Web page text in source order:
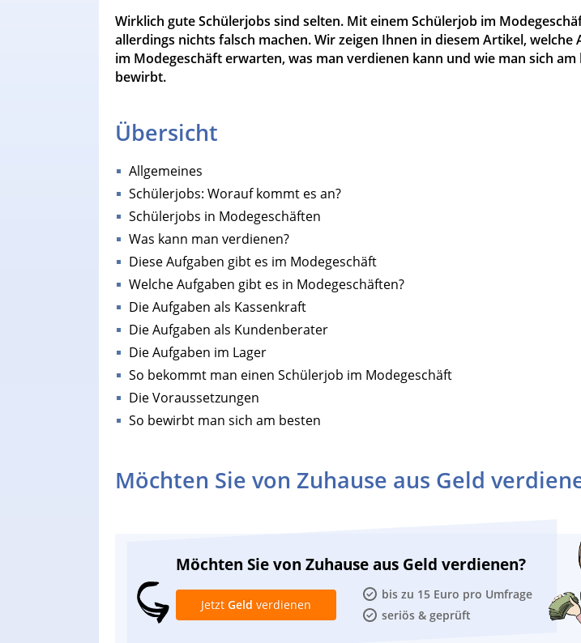
Wirklich gute Schülerjobs sind selten. Mit einem Schülerjob im
allerdings nichts falsch machen. Wir zeigen Ihnen in diesem Artikel, welche
im Modegeschäft erwarten, was man verdienen kann und wie man sich am
bewirbt.
Übersicht
Allgemeines
Schülerjobs: Worauf kommt es an?
Schülerjobs in Modegeschäften
Was kann man verdienen?
Diese Aufgaben gibt es im Modegeschäft
Welche Aufgaben gibt es in Modegeschäften?
Die Aufgaben als Kassenkraft
Die Aufgaben als Kundenberater
Die Aufgaben im Lager
So bekommt man einen Schülerjob im Modegeschäft
Die Voraussetzungen
So bewirbt man sich am besten
Möchten Sie von Zuhause aus Geld
Möchten Sie von Zuhause aus Geld verdienen?
bis zu 15 Euro pro Umfrage
seriös & geprüft
Jetzt Geld verdienen